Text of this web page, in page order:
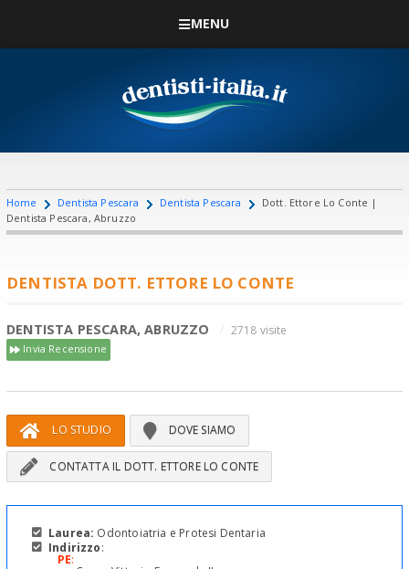
MENU
Home Dentista Pescara Dentista Pescara
Dott. Ettore Lo Conte |
Dentista Pescara, Abruzzo
DENTISTA DOTT. ETTORE LO CONTE
DENTISTA PESCARA, ABRUZZO 2718 visite
Invia Recensione
LO STUDIO DOVE SIAMO
CONTATTA IL DOTT. ETTORE LO CONTE
Laurea: Odontoiatria e Protesi Dentaria
Indirizzo:
PE: